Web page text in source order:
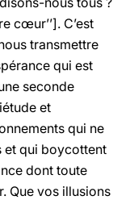
cœur’’]. C’est
transmettre
qui est
seconde
et
qui ne
et qui boycottent
dont toute
Que vos illusions